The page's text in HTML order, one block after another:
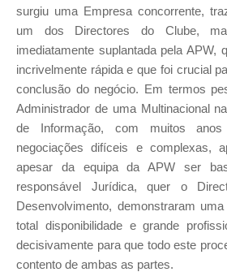
surgiu uma Empresa concorrente,
um dos Directores do Clube,
imediatamente suplantada pela APW,
incrivelmente rápida e que foi crucial
conclusão do negócio. Em termos
Administrador de uma Multinacional
de Informação, com muitos
negociações difíceis e complexas,
apesar da equipa da APW ser
responsável Jurídica, quer o
Desenvolvimento, demonstraram
total disponibilidade e grande
decisivamente para que todo este
contento de ambas as partes.